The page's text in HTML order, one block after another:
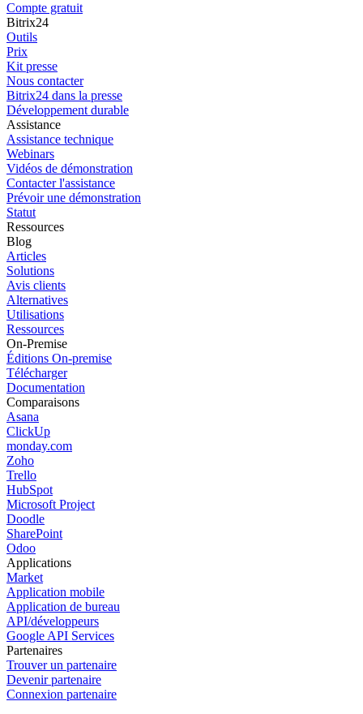
Compte gratuit
Bitrix24
Outils
Prix
Kit presse
Nous contacter
Bitrix24 dans la presse
Développement durable
Assistance
Assistance technique
Webinars
Vidéos de démonstration
Contacter l'assistance
Prévoir une démonstration
Statut
Ressources
Blog
Articles
Solutions
Avis clients
Alternatives
Utilisations
Ressources
On-Premise
Éditions On-premise
Télécharger
Documentation
Comparaisons
Asana
ClickUp
monday.com
Zoho
Trello
HubSpot
Microsoft Project
Doodle
SharePoint
Odoo
Applications
Market
Application mobile
Application de bureau
API/développeurs
Google API Services
Partenaires
Trouver un partenaire
Devenir partenaire
Connexion partenaire